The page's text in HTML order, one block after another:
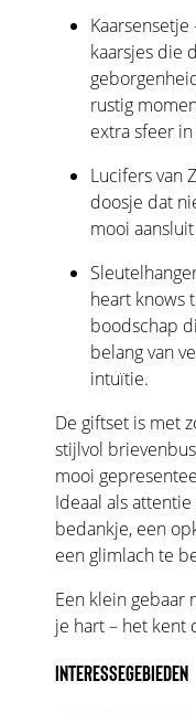
kaarsjes die
rustig
extra sfeer
Lucifers van
doosje dat
mooi
heart knows
boodschap
belang van
intuïtie.
De giftset is met
stijlvol
mooi
Ideaal als
bedankje, een
een glimlach te
Een klein gebaar
je hart – het kent
INTERESSEGEBIEDEN